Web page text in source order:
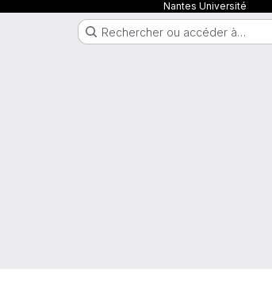
Nantes Université
Rechercher ou accéder à…